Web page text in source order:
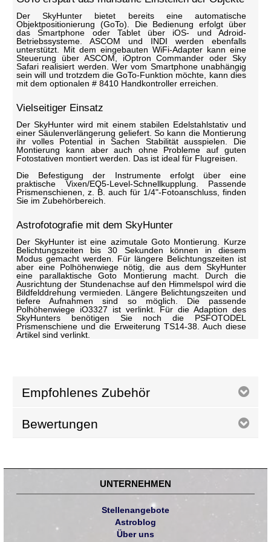
Der SkyHunter bietet bereits eine automatische
Objektpositionierung (GoTo). Die Bedienung erfolgt über
das Smartphone oder Tablet über iOS- und Adroid-
Betriebssysteme. ASCOM und INDI werden ebenfalls
unterstützt. Mit dem eingebauten WiFi-Adapter kann eine
Steuerung über ASCOM, iOptron Commander oder Sky
Safari realisiert werden. Wer vom Smartphone unabhängig
sein will und trotzdem die GoTo-Funktion möchte, kann dies
mit dem optionalen # 8410 Handkontroller erreichen.
Vielseitiger Einsatz
Der SkyHunter wird mit einem stabilen Edelstahlstativ und
einer Säulenverlängerung geliefert. So kann die Montierung
ihr volles Potential in Sachen Stabilität ausspielen. Die
Montierung kann aber auch ohne Probleme auf guten
Fotostativen montiert werden. Das ist ideal für Flugreisen.
Die Befestigung der Instrumente erfolgt über eine
praktische Vixen/EQ5-Level-Schnellkupplung. Passende
Prismenschienen, z. B. auch für 1/4"-Fotoanschluss, finden
Sie im Zubehörbereich.
Astrofotografie mit dem SkyHunter
Der SkyHunter ist eine azimutale Goto Montierung. Kurze
Belichtungszeiten bis 30 Sekunden können in diesem
Modus gemacht werden. Für längere Belichtungszeiten ist
aber eine Polhöhenwiege nötig, die aus dem SkyHunter
eine parallaktische Goto Montierung macht. Durch die
Ausrichtung der Stundenachse auf den Himmelspol wird die
Bildfelddrehung vermieden. Längere Belichtungszeiten und
tiefere Aufnahmen sind so möglich. Die passende
Polhöhenwiege iO3327 ist verlinkt. Für die Adaption des
SkyHunters benötigen Sie noch die PSFOTODEL
Prismenschiene und die Erweiterung TS14-38. Auch diese
Artikel sind verlinkt.
Empfohlenes Zubehör
Bewertungen
UNTERNEHMEN
Stellenangebote
Astroblog
Über uns